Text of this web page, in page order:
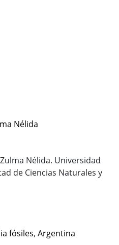
Nélida
Nélida. Universidad
de Ciencias Naturales y
fósiles, Argentina